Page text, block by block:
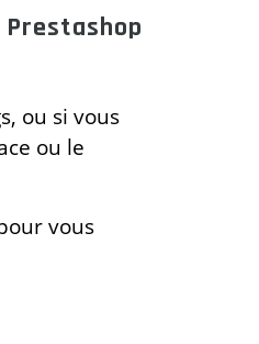
ou si vous
ou le
vous